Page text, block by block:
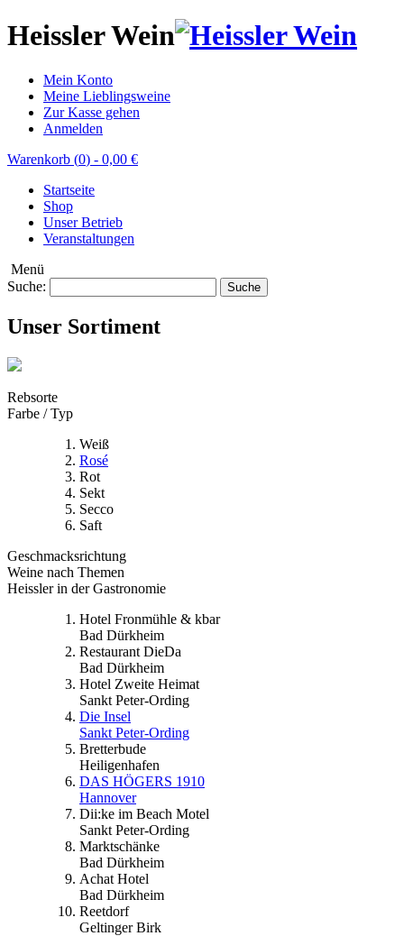
Heissler Wein
Mein Konto
Meine Lieblingsweine
Zur Kasse gehen
Anmelden
Warenkorb (0) - 0,00 €
Startseite
Shop
Unser Betrieb
Veranstaltungen
Menü
Suche:
Suche
Unser Sortiment
Rebsorte
Farbe / Typ
Weiß
Rosé
Rot
Sekt
Secco
Saft
Geschmacksrichtung
Weine nach Themen
Heissler in der Gastronomie
Hotel Fronmühle & kbar
Bad Dürkheim
Restaurant DieDa
Bad Dürkheim
Hotel Zweite Heimat
Sankt Peter-Ording
Die Insel
Sankt Peter-Ording
Bretterbude
Heiligenhafen
DAS HÖGERS 1910
Hannover
Dii:ke im Beach Motel
Sankt Peter-Ording
Marktschänke
Bad Dürkheim
Achat Hotel
Bad Dürkheim
Reetdorf
Geltinger Birk